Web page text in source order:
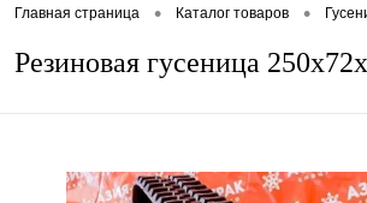
Главная страница • Каталог товаров •
Резиновая гусеница